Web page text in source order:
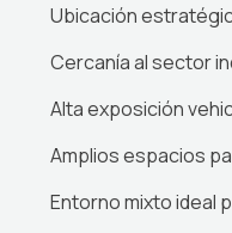
Ubicación
Cercanía al sector
Alta exposición
Amplios espacios
Entorno mixto ideal